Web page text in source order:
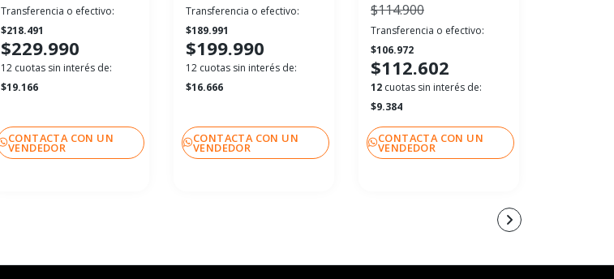
Transferencia o efectivo:
$218.491
$229.990
12 cuotas sin interés de:
$19.166
CONTACTA CON UN
VENDEDOR
Transferencia o efectivo:
$189.991
$199.990
12 cuotas sin interés de:
$16.666
CONTACTA CON UN
VENDEDOR
$114.900
Transferencia o efectivo:
$106.972
$112.602
12 cuotas sin interés de:
$9.384
CONTACTA CON UN
VENDEDOR